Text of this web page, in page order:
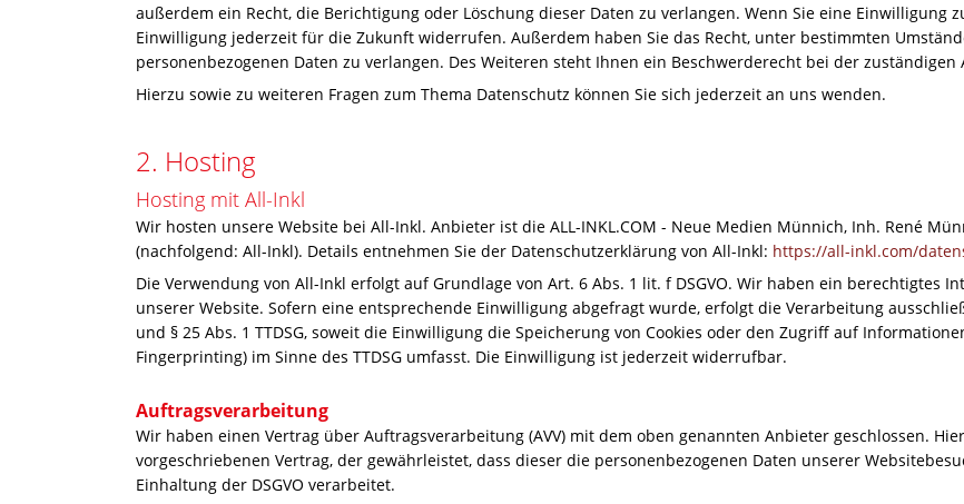
außerdem ein Recht, die Berichtigung oder Löschung dieser Daten zu verlangen. Wenn Sie eine Einwilligung
Einwilligung jederzeit für die Zukunft widerrufen. Außerdem haben Sie das Recht, unter bestimmten
personenbezogenen Daten zu verlangen. Des Weiteren steht Ihnen ein Beschwerderecht bei der zuständigen
Hierzu sowie zu weiteren Fragen zum Thema Datenschutz können Sie sich jederzeit an uns wenden.
2. Hosting
Hosting mit All-Inkl
Wir hosten unsere Website bei All-Inkl. Anbieter ist die ALL-INKL.COM - Neue Medien Münnich, Inh. René
(nachfolgend: All-Inkl). Details entnehmen Sie der Datenschutzerklärung von All-Inkl: https://all-inkl.com/
Die Verwendung von All-Inkl erfolgt auf Grundlage von Art. 6 Abs. 1 lit. f DSGVO. Wir haben ein berechtigtes
unserer Website. Sofern eine entsprechende Einwilligung abgefragt wurde, erfolgt die Verarbeitung
und § 25 Abs. 1 TTDSG, soweit die Einwilligung die Speicherung von Cookies oder den Zugriff auf
Fingerprinting) im Sinne des TTDSG umfasst. Die Einwilligung ist jederzeit widerrufbar.
Auftragsverarbeitung
Wir haben einen Vertrag über Auftragsverarbeitung (AVV) mit dem oben genannten Anbieter geschlossen.
vorgeschriebenen Vertrag, der gewährleistet, dass dieser die personenbezogenen Daten unserer
Einhaltung der DSGVO verarbeitet.